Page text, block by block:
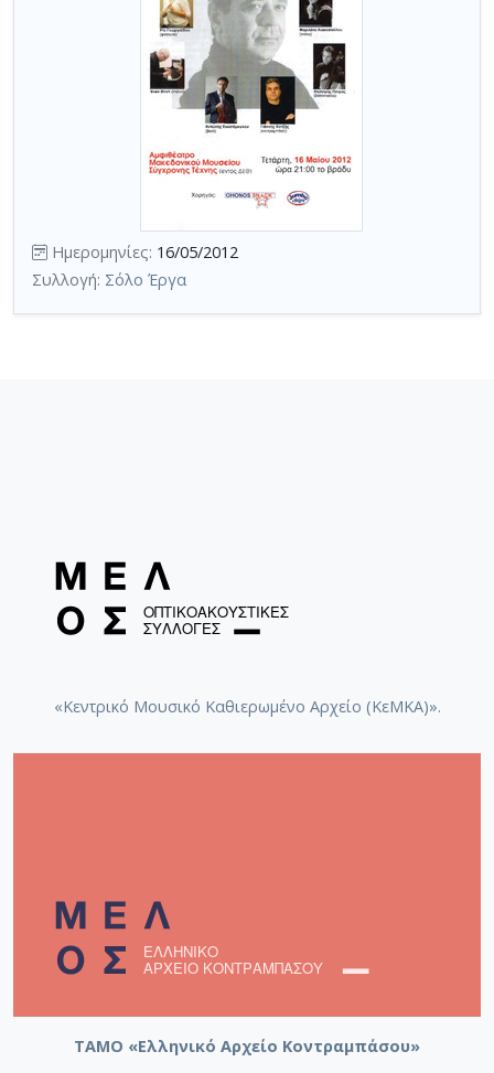
Ημερομηνίες: 16/05/2012
Συλλογή: Σόλο Έργα
«Κεντρικό Μουσικό Καθιερωμένο Αρχείο (ΚεΜΚΑ)».
ΤΑΜΟ «Ελληνικό Αρχείο Κοντραμπάσου»